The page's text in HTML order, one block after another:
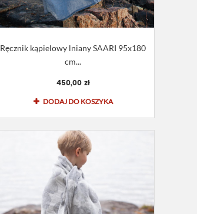
Ręcznik kąpielowy lniany SAARI 95x180
cm...
450,00 zł
DODAJ DO KOSZYKA